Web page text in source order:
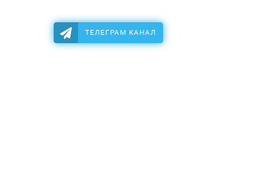
ТЕЛЕГРАМ КАНАЛ